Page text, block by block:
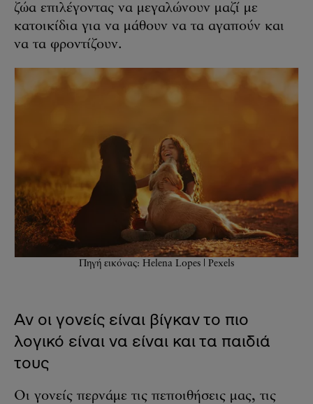
ζώα επιλέγοντας να μεγαλώνουν μαζί με
κατοικίδια για να μάθουν να τα αγαπούν και
να τα φροντίζουν.
Πηγή εικόνας: Helena Lopes | Pexels
Αν οι γονείς είναι βίγκαν το πιο
λογικό είναι να είναι και τα παιδιά
τους
Οι γονείς περνάμε τις πεποιθήσεις μας, τις